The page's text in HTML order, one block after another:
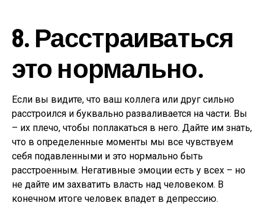
8. Расстраиваться
это нормально.
Если вы видите, что ваш коллега или друг сильно
расстроился и буквально разваливается на части. Вы
– их плечо, чтобы поплакаться в него. Дайте им знать,
что в определенные моменты мы все чувствуем
себя подавленными и это нормально быть
расстроенным. Негативные эмоции есть у всех – но
не дайте им захватить власть над человеком. В
конечном итоге человек впадет в депрессию.